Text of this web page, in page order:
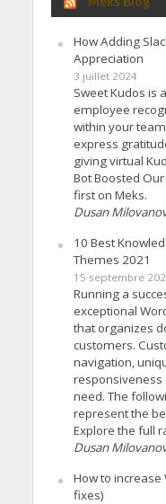
How Adding
Appreciation
3 juillet 2024
Sweet Kudos is
employee
within your
express
giving virtual
Bot Boosted
first on Meks.
Dusan
10 Best
Themes 2021
15 septembre
Running a
exceptional
that organizes
customers.
navigation,
responsiveness
need. The
represent the
Explore the full
Dusan
How to
fixes)